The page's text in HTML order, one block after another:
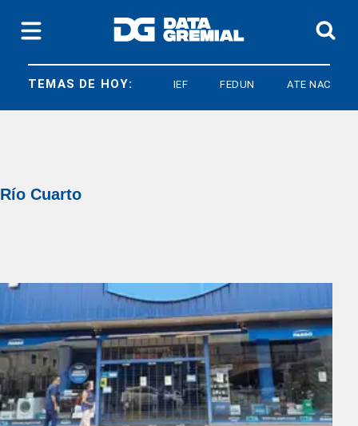
TEMAS DE HOY: IEF FEDUN ATE NACIONAL
Río Cuarto